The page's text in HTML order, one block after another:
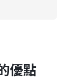
優點